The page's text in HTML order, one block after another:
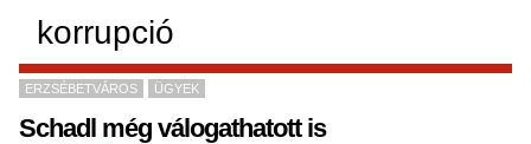
korrupció
ERZSÉBETVÁROS ÜGYEK
Schadl még válogathatott is